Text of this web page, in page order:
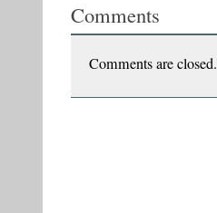
Izgoniții
Comments
Comments are closed.